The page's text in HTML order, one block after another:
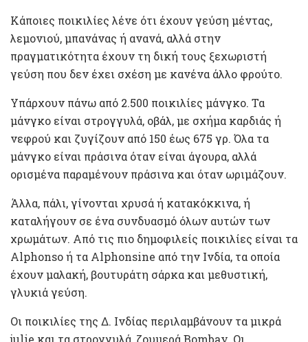
Κάποιες ποικιλίες λένε ότι έχουν γεύση μέντας,
λεμονιού, μπανάνας ή ανανά, αλλά στην
πραγματικότητα έχουν τη δική τους ξεχωριστή
γεύση που δεν έχει σχέση με κανένα άλλο φρούτο.
Υπάρχουν πάνω από 2.500 ποικιλίες μάνγκο. Τα
μάνγκο είναι στρογγυλά, οβάλ, με σχήμα καρδιάς ή
νεφρού και ζυγίζουν από 150 έως 675 γρ. Όλα τα
μάνγκο είναι πράσινα όταν είναι άγουρα, αλλά
ορισμένα παραμένουν πράσινα και όταν ωριμάζουν.
Άλλα, πάλι, γίνονται χρυσά ή κατακόκκινα, ή
καταλήγουν σε ένα συνδυασμό όλων αυτών των
χρωμάτων. Από τις πιο δημοφιλείς ποικιλίες είναι τα
Alphonso ή τα Alphonsine από την Ινδία, τα οποία
έχουν μαλακή, βουτυράτη σάρκα και μεθυστική,
γλυκιά γεύση.
Οι ποικιλίες της Δ. Ινδίας περιλαμβάνουν τα μικρά